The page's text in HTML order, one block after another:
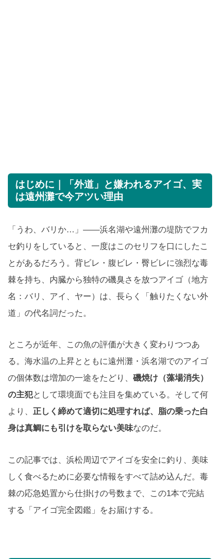
はじめに｜「外道」と嫌われるアイゴ、実
は遠州灘で今アツい理由
「うわ、バリか…」——浜名湖や遠州灘の堤防でフカ
セ釣りをしていると、一度はこのセリフを口にしたこ
とがあるだろう。背ビレ・腹ビレ・臀ビレに強烈な毒
棘を持ち、内臓から独特の磯臭さを放つアイゴ（地方
名：バリ、アイ、ヤー）は、長らく「触りたくない外
道」の代名詞だった。
ところが近年、この魚の評価が大きく変わりつつあ
る。海水温の上昇とともに遠州灘・浜名湖でのアイゴ
の個体数は増加の一途をたどり、 磯焼け（藻場消失）
の主犯として環境面でも注目を集めている。そして何
より、 正しく締めて適切に処理すれば、脂の乗った白
身は真鯛にも引けを取らない美味なのだ。
この記事では、浜松周辺でアイゴを安全に釣り、美味
しく食べるために必要な情報をすべて詰め込んだ。毒
棘の応急処置から仕掛けの号数まで、この1本で完結
する「アイゴ完全図鑑」をお届けする。